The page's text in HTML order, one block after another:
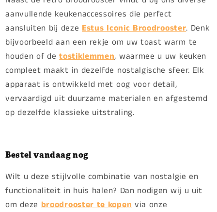
aanvullende keukenaccessoires die perfect
aansluiten bij dezeEstus Iconic Broodrooster. Denk
bijvoorbeeld aan een rekje om uw toast warm te
houden of detostiklemmen, waarmee u uw keuken
compleet maakt in dezelfde nostalgische sfeer. Elk
apparaat is ontwikkeld met oog voor detail,
vervaardigd uit duurzame materialen en afgestemd
op dezelfde klassieke uitstraling.
Bestel vandaag nog
Wilt u deze stijlvolle combinatie van nostalgie en
functionaliteit in huis halen? Dan nodigen wij u uit
om deze broodrooster te kopen via onze